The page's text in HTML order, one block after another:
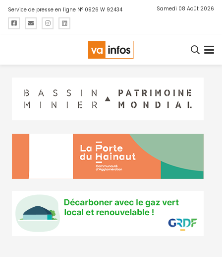
Service de presse en ligne N° 0926 W 92434 Samedi 08 Août 2026